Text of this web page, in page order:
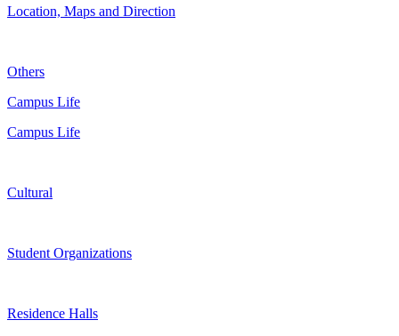
Location, Maps and Direction
Others
Campus Life
Campus Life
Cultural
Student Organizations
Residence Halls